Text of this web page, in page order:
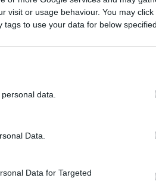
visit or usage behaviour. You may
to use your data for below
data.
Data.
Data for Targeted